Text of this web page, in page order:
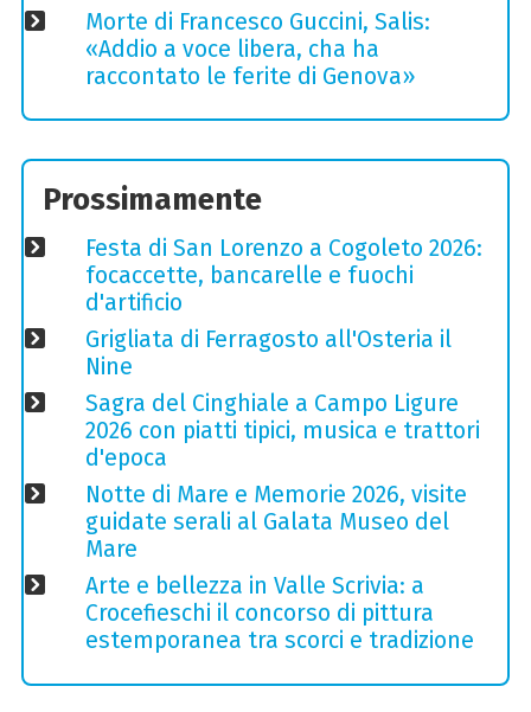
Morte di Francesco Guccini, Salis:
«Addio a voce libera, cha ha
raccontato le ferite di Genova»
Prossimamente
Festa di San Lorenzo a Cogoleto 2026:
focaccette, bancarelle e fuochi
d'artificio
Grigliata di Ferragosto all'Osteria il
Nine
Sagra del Cinghiale a Campo Ligure
2026 con piatti tipici, musica e trattori
d'epoca
Notte di Mare e Memorie 2026, visite
guidate serali al Galata Museo del
Mare
Arte e bellezza in Valle Scrivia: a
Crocefieschi il concorso di pittura
estemporanea tra scorci e tradizione